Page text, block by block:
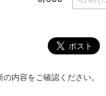
内容をご確認ください。